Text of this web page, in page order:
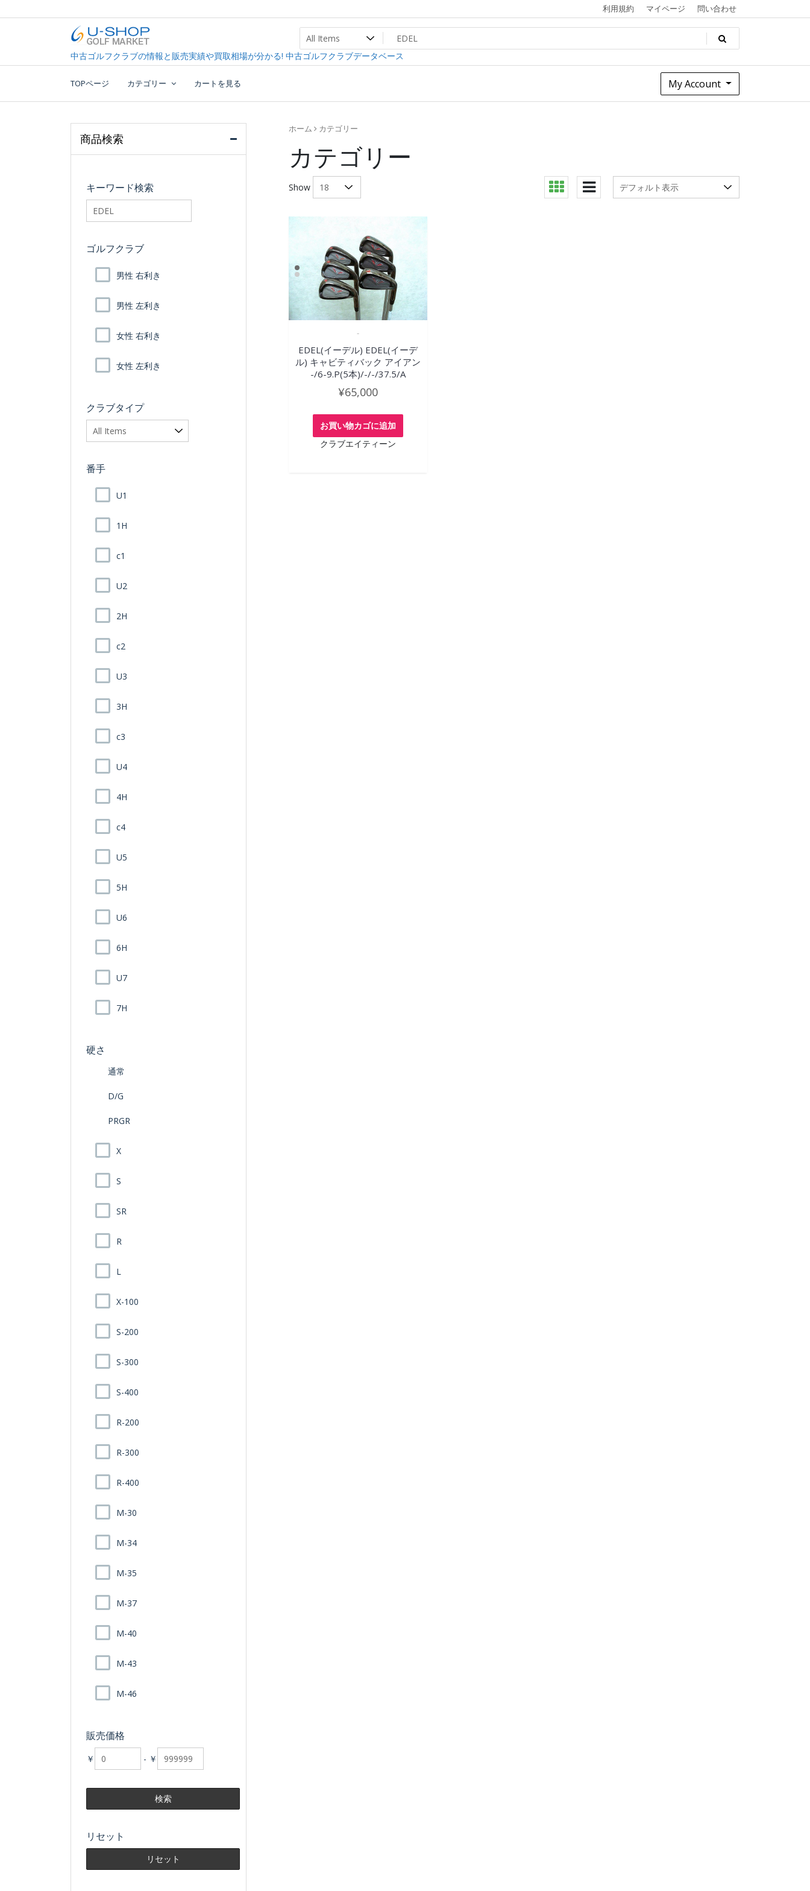
to
利用規約 マイページ 問い合わせ
U-SHOP Golf Market dev
中古ゴルフクラブ最大級！U-SHOPゴルフマーケット
中古ゴルフクラブの情報と販売実績や買取相場が分かる! 中古ゴルフクラブデータベース
TOPページ カテゴリー カートを見る My Account
ホーム カテゴリー
カテゴリー
Show
-
EDEL(イーデル) EDEL(イーデ
ル) キャビティバック アイアン
-/6-9.P(5本)/-/-/37.5/A
¥65,000
お買い物カゴに追加
クラブエイティーン
商品検索
キーワード検索
searchfilter_pro
ゴルフクラブ
男性 右利き
男性 左利き
女性 右利き
女性 左利き
クラブタイプ
番手
U1
1H
c1
U2
2H
c2
U3
3H
c3
U4
4H
c4
U5
5H
U6
6H
U7
7H
硬さ
通常
D/G
PRGR
X
S
SR
R
L
X-100
S-200
S-300
S-400
R-200
R-300
R-400
M-30
M-34
M-35
M-37
M-40
M-43
M-46
販売価格
￥ - ￥
リセット